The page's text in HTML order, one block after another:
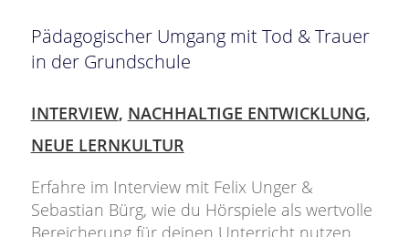
Pädagogischer Umgang mit Tod & Trauer
in der Grundschule
INTERVIEW, NACHHALTIGE ENTWICKLUNG,
NEUE LERNKULTUR
Erfahre im Interview mit Felix Unger &
Sebastian Bürg, wie du Hörspiele als wertvolle
Bereicherung für deinen Unterricht nutzen